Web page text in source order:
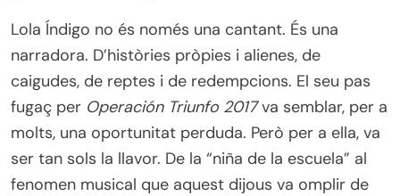
Lola Índigo no és només una cantant. És una
narradora. D’històries pròpies i alienes, de
caigudes, de reptes i de redempcions. El seu pas
fugaç per Operación Triunfo 2017va semblar, per a
molts, una oportunitat perduda. Però per a ella, va
ser tan sols la llavor. De la “niña de la escuela” al
fenomen musical que aquest dijous va omplir de